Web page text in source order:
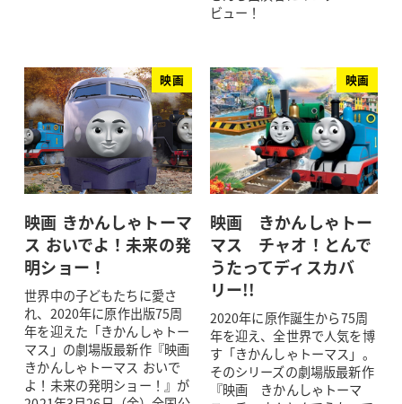
ビュー！
映画
映画 きかんしゃトーマ
ス おいでよ！未来の発
明ショー！
世界中の子どもたちに愛さ
れ、2020年に原作出版75周
年を迎えた「きかんしゃトー
マス」の劇場版最新作『映画
きかんしゃトーマス おいで
よ！未来の発明ショー！』が
映画
映画 きかんしゃトー
マス チャオ！とんで
うたってディスカバ
リー!!
2020年に原作誕生から75周
年を迎え、全世界で人気を博
す「きかんしゃトーマス」。
そのシリーズの劇場版最新作
『映画 きかんしゃトーマ